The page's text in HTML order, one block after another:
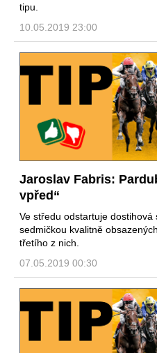
tipu.
10.05.2019 23:00
Jaroslav Fabris:
vpřed“
Ve středu odstartuje dostihová
sedmičkou kvalitně
třetího z nich.
07.05.2019 00:30